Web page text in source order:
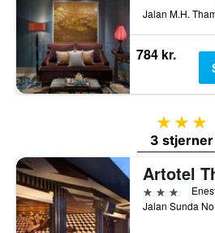
784 kr.
3
3 stjerner
3 stjerner